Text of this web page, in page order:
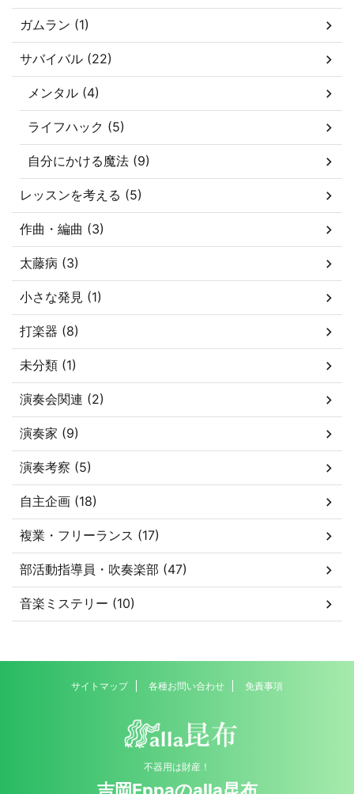
ガムラン (1)
サバイバル (22)
メンタル (4)
ライフハック (5)
自分にかける魔法 (9)
レッスンを考える (5)
作曲・編曲 (3)
太藤病 (3)
小さな発見 (1)
打楽器 (8)
未分類 (1)
演奏会関連 (2)
演奏家 (9)
演奏考察 (5)
自主企画 (18)
複業・フリーランス (17)
部活動指導員・吹奏楽部 (47)
音楽ミステリー (10)
サイトマップ 各種お問い合わせ 免責事項
不器用は財産！